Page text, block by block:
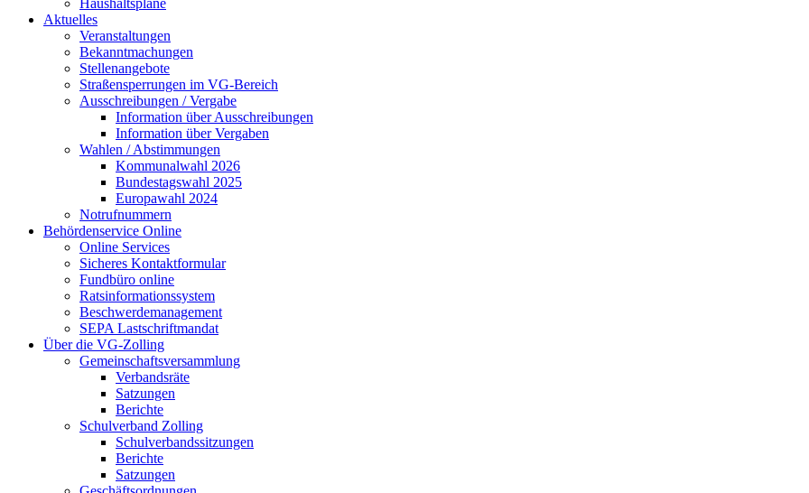
Haushaltspläne
Aktuelles
Veranstaltungen
Bekanntmachungen
Stellenangebote
Straßensperrungen im VG-Bereich
Ausschreibungen / Vergabe
Information über Ausschreibungen
Information über Vergaben
Wahlen / Abstimmungen
Kommunalwahl 2026
Bundestagswahl 2025
Europawahl 2024
Notrufnummern
Behördenservice Online
Online Services
Sicheres Kontaktformular
Fundbüro online
Ratsinformationssystem
Beschwerdemanagement
SEPA Lastschriftmandat
Über die VG-Zolling
Gemeinschaftsversammlung
Verbandsräte
Satzungen
Berichte
Schulverband Zolling
Schulverbandssitzungen
Berichte
Satzungen